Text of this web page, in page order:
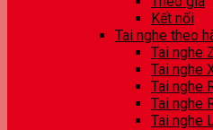
Kết nối
Tai nghe theo
Tai nghe
Tai nghe
Tai nghe
Tai nghe
Tai nghe